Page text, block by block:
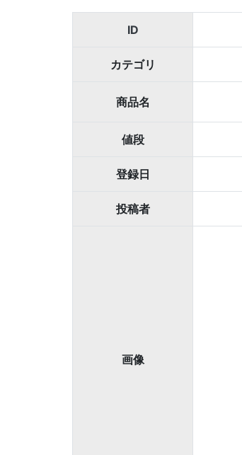
ID
カテゴリ
商品名
値段
登録日
投稿者
画像